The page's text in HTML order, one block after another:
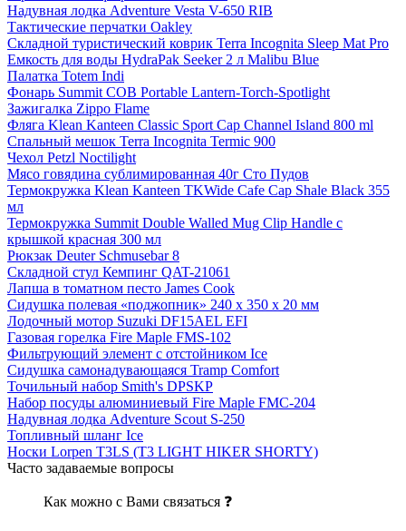
Надувная лодка Adventure Vesta V-650 RIB
Тактические перчатки Oakley
Складной туристический коврик Terra Incognita Sleep Mat Pro
Емкость для воды HydraPak Seeker 2 л Malibu Blue
Палатка Totem Indi
Фонарь Summit COB Portable Lantern-Torch-Spotlight
Зажигалка Zippo Flame
Фляга Klean Kanteen Classic Sport Cap Channel Island 800 ml
Спальный мешок Terra Incognita Termic 900
Чехол Petzl Noctilight
Мясо говядина сублимированная 40г Сто Пудов
Термокружка Klean Kanteen TKWide Cafe Cap Shale Black 355
мл
Термокружка Summit Double Walled Mug Clip Handle с
крышкой красная 300 мл
Рюкзак Deuter Schmusebar 8
Складной стул Кемпинг QAT-21061
Лапша в томатном песто James Cook
Сидушка полевая «поджопник» 240 x 350 х 20 мм
Лодочный мотор Suzuki DF15AEL EFI
Газовая горелка Fire Maple FMS-102
Фильтрующий элемент с отстойником Ice
Сидушка самонадувающаяся Tramp Comfort
Точильный набор Smith's DPSKP
Набор посуды алюминиевый Fire Maple FMC-204
Надувная лодка Adventure Scout S-250
Топливный шланг Ice
Носки Lorpen T3LS (T3 LIGHT HIKER SHORTY)
Часто задаваемые вопросы
Как можно с Вами связаться ❓